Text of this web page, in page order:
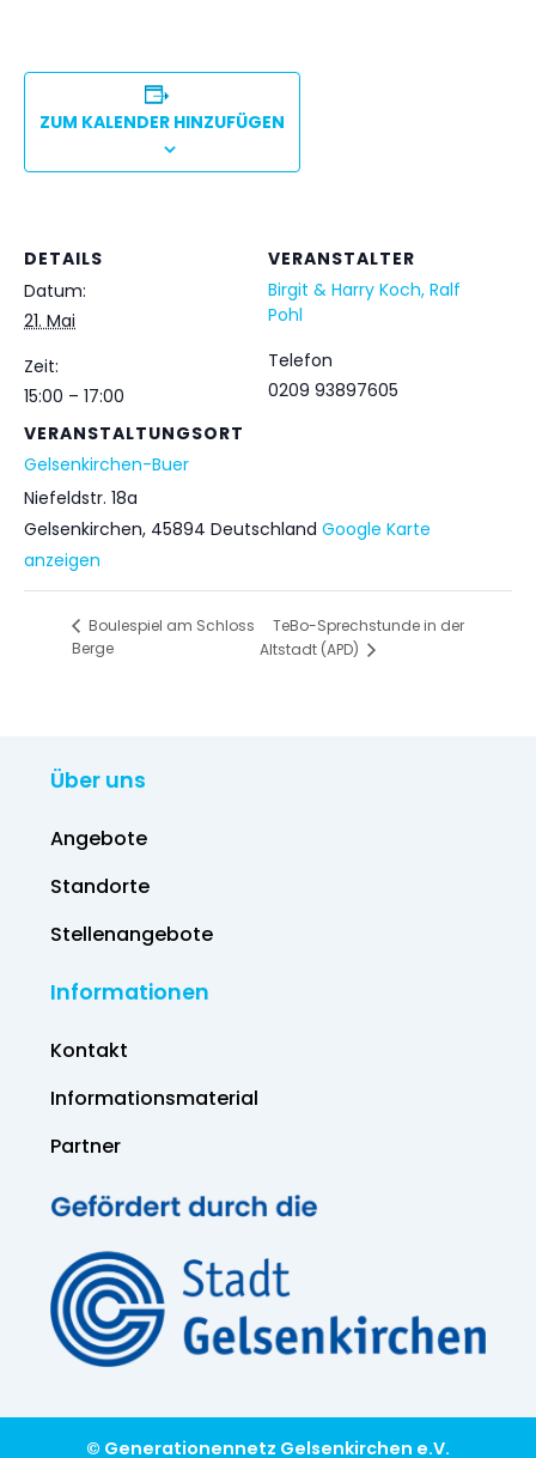
ZUM KALENDER HINZUFÜGEN
DETAILS
Datum:
21. Mai
Zeit:
15:00 – 17:00
VERANSTALTUNGSORT
Gelsenkirchen-Buer
Niefeldstr. 18a
Gelsenkirchen, 45894 Deutschland Google Karte
anzeigen
VERANSTALTER
Birgit & Harry Koch, Ralf
Pohl
Telefon
0209 93897605
Boulespiel am Schloss
Berge
TeBo-Sprechstunde in der
Altstadt (APD)
Über uns
Angebote
Standorte
Stellenangebote
Informationen
Kontakt
Informations­material
Partner
© Generationennetz Gelsenkirchen e.V.